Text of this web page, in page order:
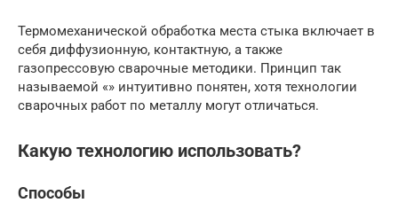
Термомеханической обработка места стыка включает в
себя диффузионную, контактную, а также
газопрессовую сварочные методики. Принцип так
называемой «» интуитивно понятен, хотя технологии
сварочных работ по металлу могут отличаться.
Какую технологию использовать?
Способы